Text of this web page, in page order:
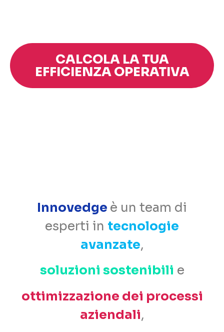
CALCOLA LA TUA
EFFICIENZA OPERATIVA
Innovedge è un team di
esperti in tecnologie
avanzate,
soluzioni sostenibili e
ottimizzazione dei processi
aziendali,